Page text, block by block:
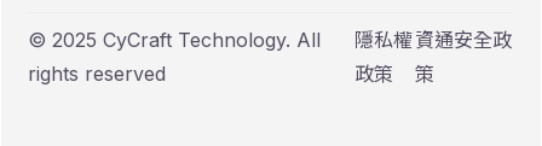
© 2025 CyCraft Technology. All
rights reserved
隱私權
政策
資通安全政
策